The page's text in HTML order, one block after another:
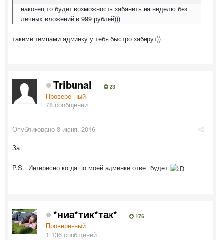
наконец то будет возможность забанить на неделю без
личных вложений в 999 рублей)))
такими темпами админку у тебя быстро заберут))
Tribunal 23
Проверенный
78 сообщений
Опубликовано 3 июня, 2016
За
P.S. Интересно когда по моей админке ответ будет
*ниа*тик*так* 176
Проверенный
1 136 сообщений